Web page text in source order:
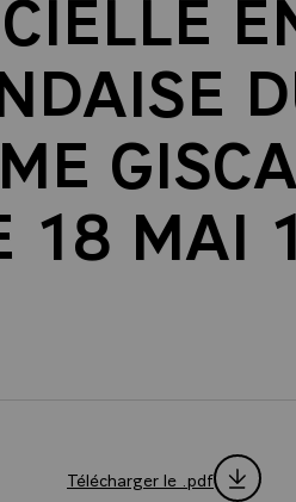
18 MAI
Télécharger le .pdf